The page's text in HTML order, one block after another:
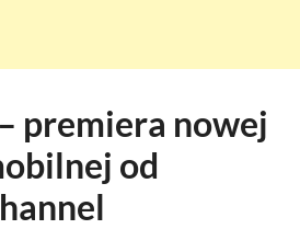
premiera nowej
od